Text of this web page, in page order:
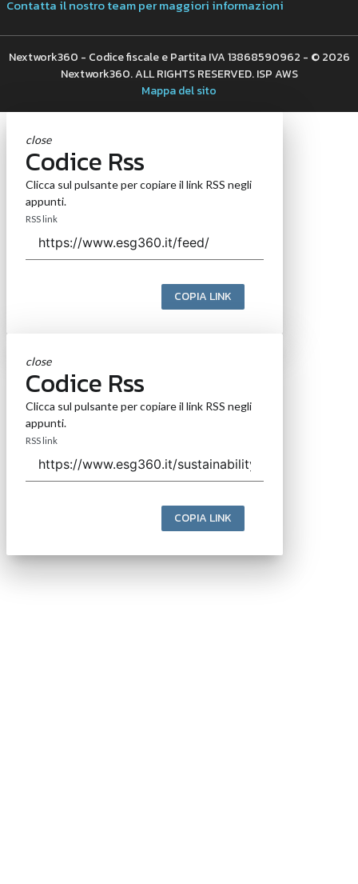
Contatta il nostro team per maggiori informazioni
Nextwork360 - Codice fiscale e Partita IVA 13868590962 - © 2026
Nextwork360. ALL RIGHTS RESERVED. ISP AWS
Mappa del sito
close
Codice Rss
Clicca sul pulsante per copiare il link RSS negli
appunti.
RSS link
COPIA LINK
close
Codice Rss
Clicca sul pulsante per copiare il link RSS negli
appunti.
RSS link
COPIA LINK